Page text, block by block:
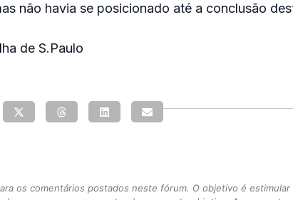
não havia se posicionado até a conclusão
de S.Paulo
os comentários postados neste fórum. O objetivo é